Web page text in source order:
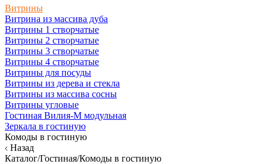
Витрины
Витрина из массива дуба
Витрины 1 створчатые
Витрины 2 створчатые
Витрины 3 створчатые
Витрины 4 створчатые
Витрины для посуды
Витрины из дерева и стекла
Витрины из массива сосны
Витрины угловые
Гостиная Вилия-М модульная
Зеркала в гостиную
Комоды в гостиную
Назад
Каталог/Гостиная/Комоды в гостиную